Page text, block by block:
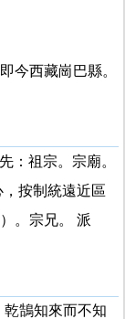
今西藏崗巴縣。
：祖宗。宗廟。
按制統遠近區
。宗兄。 派
乾鵠知來而不知